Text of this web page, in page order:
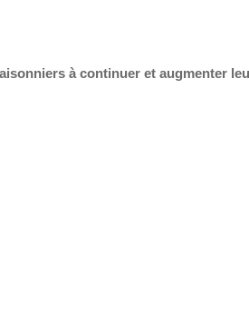
à continuer et augmenter